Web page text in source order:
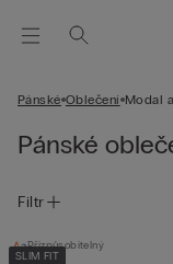
Pánské Oblečení Modal
Pánské
Filtr
SLIM FIT
Přizpůsobitelný